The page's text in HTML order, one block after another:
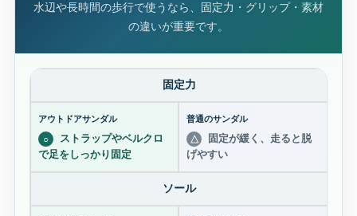
水辺や長時間の歩行で使うなら、固定力・グリップ・素材
の違いが重要です。
固定力
○
ストラップやベルクロ
で足をしっかり固定
△
固定が緩く、走ると脱
げやすい
ソール